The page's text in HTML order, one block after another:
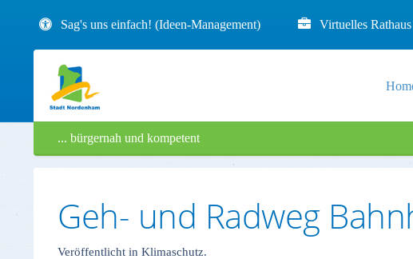
Sag's uns einfach! (Ideen-Management) Virtuelles
... bürgernah und kompetent
Geh- und Radweg
Veröffentlicht in Klimaschutz.